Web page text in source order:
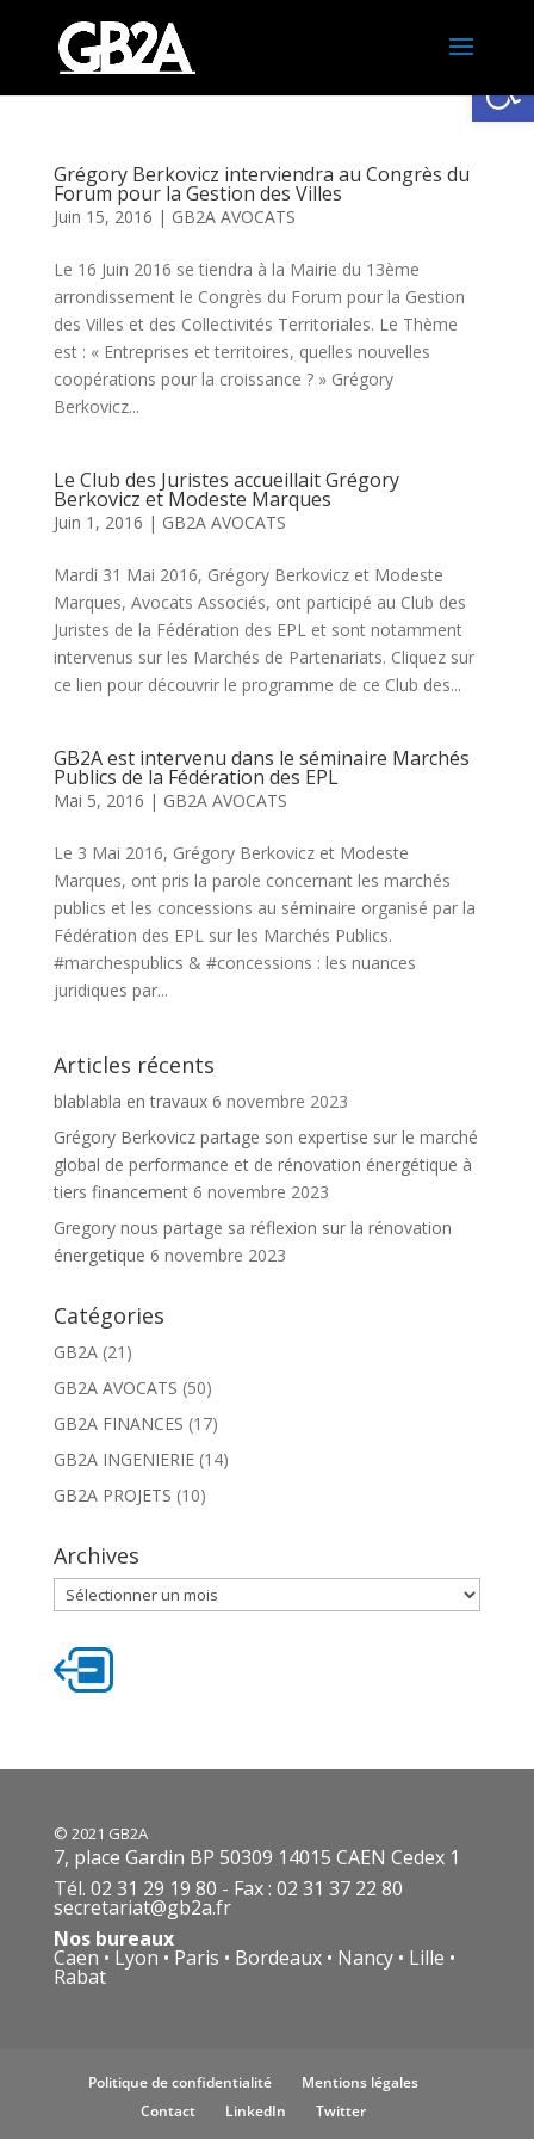
Grégory Berkovicz interviendra au Congrès du
Forum pour la Gestion des Villes
Juin 15, 2016 | GB2A AVOCATS
Le 16 Juin 2016 se tiendra à la Mairie du 13ème
arrondissement le Congrès du Forum pour la Gestion
des Villes et des Collectivités Territoriales. Le Thème
est : « Entreprises et territoires, quelles nouvelles
coopérations pour la croissance ? » Grégory
Berkovicz...
Le Club des Juristes accueillait Grégory
Berkovicz et Modeste Marques
Juin 1, 2016 | GB2A AVOCATS
Mardi 31 Mai 2016, Grégory Berkovicz et Modeste
Marques, Avocats Associés, ont participé au Club des
Juristes de la Fédération des EPL et sont notamment
intervenus sur les Marchés de Partenariats. Cliquez sur
ce lien pour découvrir le programme de ce Club des...
GB2A est intervenu dans le séminaire Marchés
Publics de la Fédération des EPL
Mai 5, 2016 | GB2A AVOCATS
Le 3 Mai 2016, Grégory Berkovicz et Modeste
Marques, ont pris la parole concernant les marchés
publics et les concessions au séminaire organisé par la
Fédération des EPL sur les Marchés Publics.
#marchespublics & #concessions : les nuances
juridiques par...
Articles récents
blablabla en travaux 6 novembre 2023
Grégory Berkovicz partage son expertise sur le marché
global de performance et de rénovation énergétique à
tiers financement 6 novembre 2023
Gregory nous partage sa réflexion sur la rénovation
énergetique 6 novembre 2023
Catégories
GB2A(21)
GB2A AVOCATS (50)
GB2A FINANCES (17)
GB2A INGENIERIE(14)
GB2A PROJETS (10)
Archives
Archives
© 2021 GB2A
7, place Gardin BP 50309 14015 CAEN Cedex 1
Tél. 02 31 29 19 80 - Fax : 02 31 37 22 80
secretariat@gb2a.fr
Nos bureaux
Caen • Lyon • Paris • Bordeaux • Nancy • Lille •
Rabat
Politique de confidentialité
Mentions légales
Contact
LinkedIn Twitter